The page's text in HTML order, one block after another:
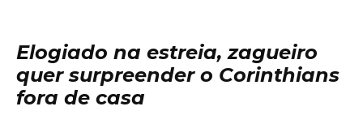
Elogiado na estreia, zagueiro
quer surpreender o Corinthians
fora de casa